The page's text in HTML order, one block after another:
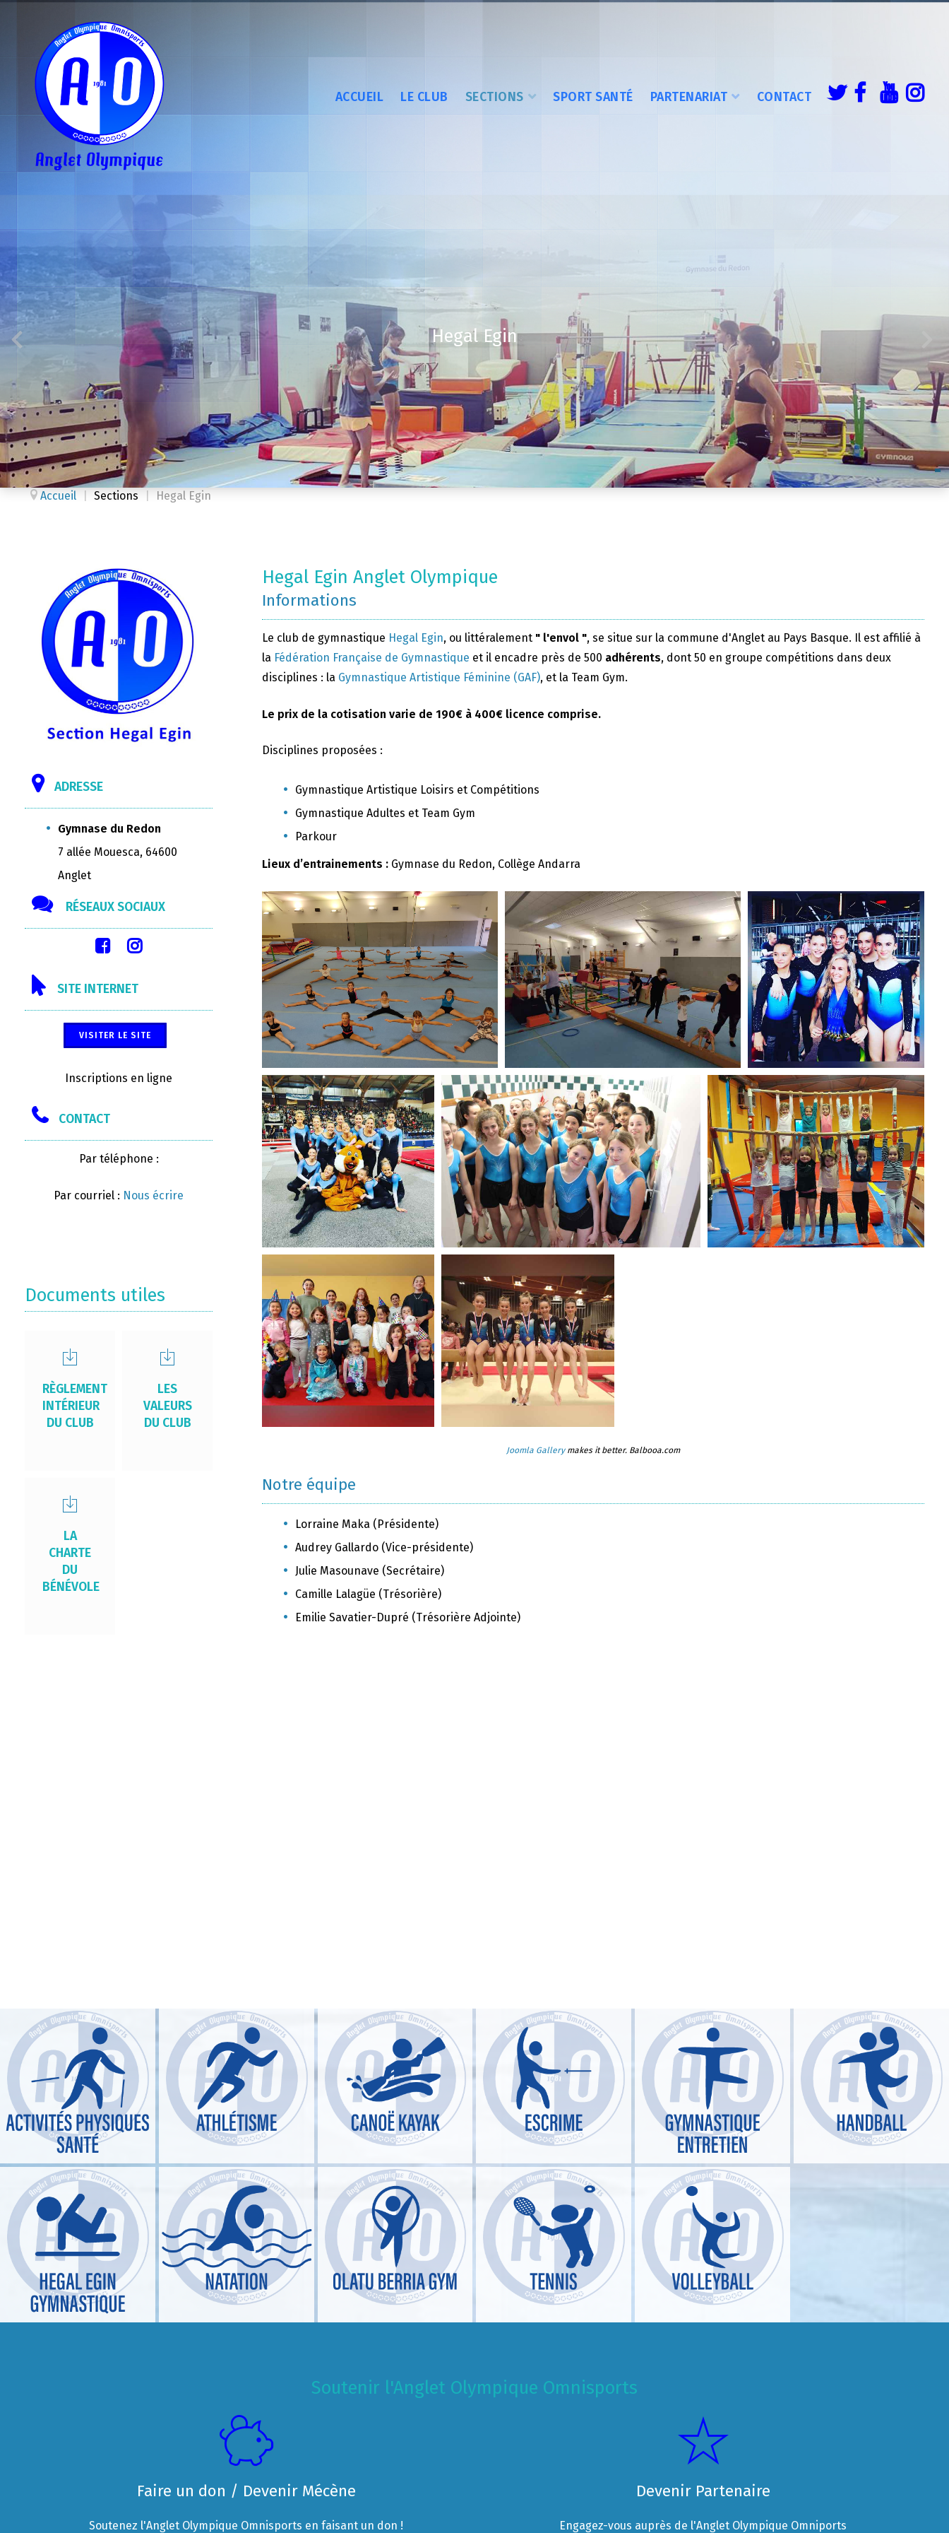
ACCUEIL LE CLUB SECTIONS SPORT SANTÉ PARTENARIAT CONTACT
Hegal Egin
Accueil Sections Hegal Egin
ADRESSE
Gymnase du Redon
7 allée Mouesca, 64600
Anglet
RÉSEAUX SOCIAUX
SITE INTERNET
VISITER LE SITE
Inscriptions en ligne
CONTACT
Par téléphone :
Par courriel : Nous écrire
Documents utiles
RÈGLEMENT
INTÉRIEUR
DU CLUB
LES
VALEURS
DU CLUB
LA
CHARTE
DU
BÉNÉVOLE
Hegal Egin Anglet Olympique
Informations
Le club de gymnastique Hegal Egin, ou littéralement " l'envol ", se situe sur la commune d'Anglet au Pays Basque. Il est affilié à
la Fédération Française de Gymnastique et il encadre près de 500 adhérents, dont 50 en groupe compétitions dans deux
disciplines : la Gymnastique Artistique Féminine (GAF), et la Team Gym.
Le prix de la cotisation varie de 190€ à 400€ licence comprise.
Disciplines proposées :
Gymnastique Artistique Loisirs et Compétitions
Gymnastique Adultes et Team Gym
Parkour
Lieux d’entrainements : Gymnase du Redon, Collège Andarra
Joomla Gallerymakes it better. Balbooa.com
Notre équipe
Lorraine Maka (Présidente)
Audrey Gallardo (Vice-présidente)
Julie Masounave (Secrétaire)
Camille Lalagüe (Trésorière)
Emilie Savatier-Dupré (Trésorière Adjointe)
Soutenir l'Anglet Olympique Omnisports
Faire un don / Devenir Mécène
Soutenez l'Anglet Olympique Omnisports en faisant un don !
Devenir Partenaire
Engagez-vous auprès de l'Anglet Olympique Omniports